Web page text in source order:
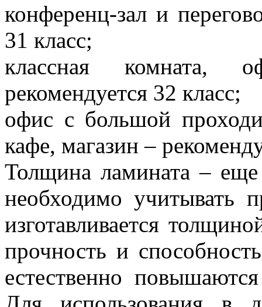
конференц-зал и
31 класс;
классная комната,
рекомендуется 32 класс;
офис с большой
кафе, магазин –
Толщина ламината – еще
необходимо учитывать
изготавливается
прочность и
естественно